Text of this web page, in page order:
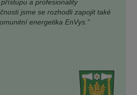
a profesionality
jsme se rozhodli zapojit také
energetika EnVys.”